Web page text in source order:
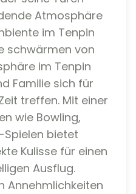
Atmosphäre
im Tenpin
schwärmen von
im Tenpin
Familie sich für
treffen. Mit einer
wie Bowling,
bietet
Kulisse für einen
Ausflug.
Annehmlichkeiten